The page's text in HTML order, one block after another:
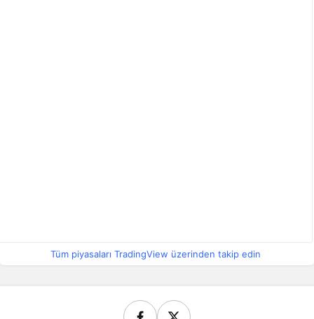
Tüm piyasaları TradingView üzerinden takip edin